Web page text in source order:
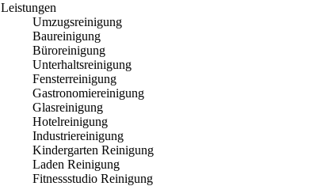
Leistungen
Umzugsreinigung
Baureinigung
Büroreinigung
Unterhaltsreinigung
Fensterreinigung
Gastronomiereinigung
Glasreinigung
Hotelreinigung
Industriereinigung
Kindergarten Reinigung
Laden Reinigung
Fitnessstudio Reinigung